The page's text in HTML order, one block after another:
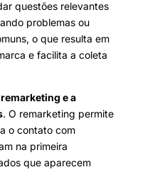
questões relevantes
problemas ou
o que resulta em
e facilita a coleta
remarketing e a
. O remarketing permite
o contato com
na primeira
que aparecem